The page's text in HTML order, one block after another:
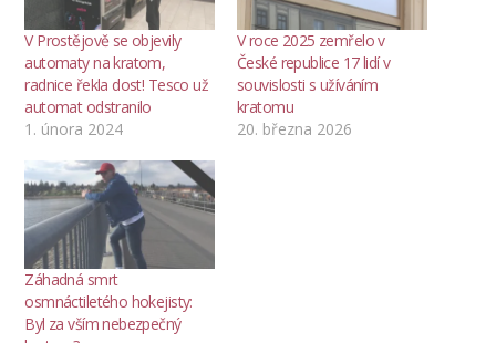
V Prostějově se objevily
automaty na kratom,
radnice řekla dost! Tesco už
automat odstranilo
1. února 2024
V roce 2025 zemřelo v
České republice 17 lidí v
souvislosti s užíváním
kratomu
20. března 2026
Záhadná smrt
osmnáctiletého hokejisty:
Byl za vším nebezpečný